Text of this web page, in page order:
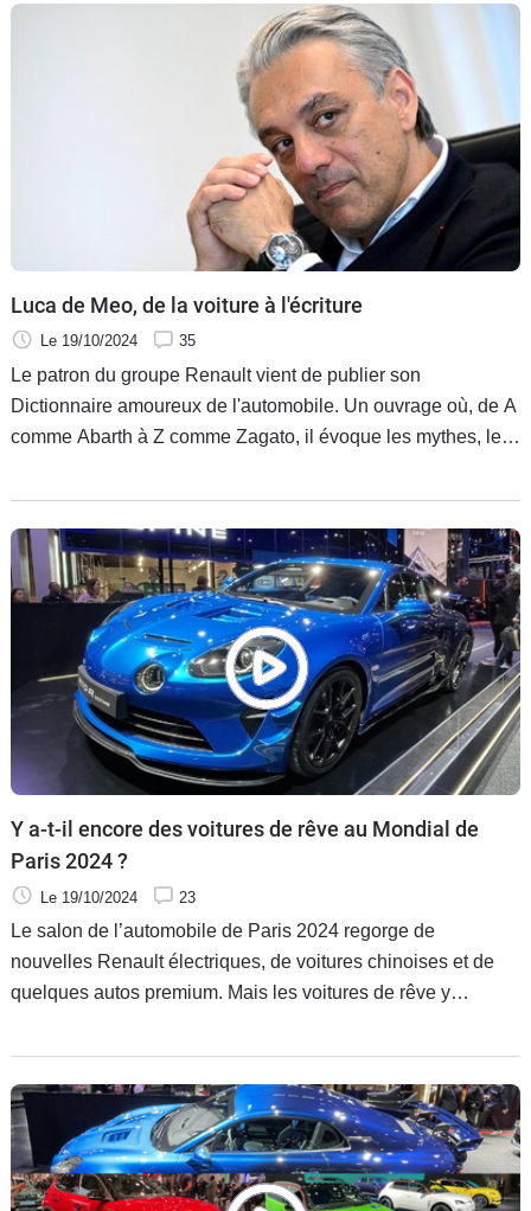
Luca de Meo, de la voiture à l'écriture
Le 19/10/2024 35
Le patron du groupe Renault vient de publier son
Dictionnaire amoureux de l'automobile. Un ouvrage où, de A
comme Abarth à Z comme Zagato, il évoque les mythes, les
somme à laquelle d'autres contributeurs ont participé.
Y a-t-il encore des voitures de rêve au Mondial de
Paris 2024 ?
Le 19/10/2024 23
Le salon de l’automobile de Paris 2024 regorge de
nouvelles Renault électriques, de voitures chinoises et de
quelques autos premium. Mais les voitures de rêve y
époque ».